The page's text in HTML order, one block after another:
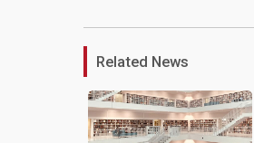
Related News